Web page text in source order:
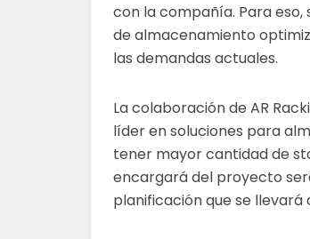
con la compañía. Para eso,
de almacenamiento
las demandas actuales.
La colaboración de AR
líder en soluciones para
tener mayor cantidad de
encargará del proyecto
planificación que se